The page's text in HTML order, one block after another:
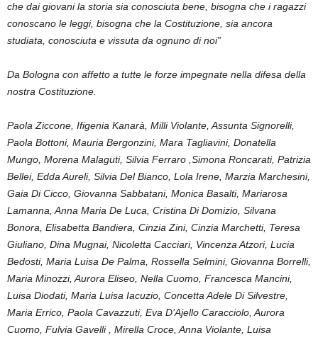
che dai giovani la storia sia conosciuta bene, bisogna che i ragazzi
conoscano le leggi, bisogna che la Costituzione, sia ancora
studiata, conosciuta e vissuta da ognuno di noi”
Da Bologna con affetto a tutte le forze impegnate nella difesa della
nostra Costituzione.
Paola Ziccone, Ifigenia Kanarà, Milli Violante, Assunta Signorelli,
Paola Bottoni, Mauria Bergonzini, Mara Tagliavini, Donatella
Mungo, Morena Malaguti, Silvia Ferraro ,Simona Roncarati, Patrizia
Bellei, Edda Aureli, Silvia Del Bianco, Lola Irene, Marzia Marchesini,
Gaia Di Cicco, Giovanna Sabbatani, Monica Basalti, Mariarosa
Lamanna, Anna Maria De Luca, Cristina Di Domizio, Silvana
Bonora, Elisabetta Bandiera, Cinzia Zini, Cinzia Marchetti, Teresa
Giuliano, Dina Mugnai, Nicoletta Cacciari, Vincenza Atzori, Lucia
Bedosti, Maria Luisa De Palma, Rossella Selmini, Giovanna Borrelli,
Maria Minozzi, Aurora Eliseo, Nella Cuomo, Francesca Mancini,
Luisa Diodati, Maria Luisa Iacuzio, Concetta Adele Di Silvestre,
Maria Errico, Paola Cavazzuti, Eva D’Ajello Caracciolo, Aurora
Cuomo, Fulvia Gavelli , Mirella Croce, Anna Violante, Luisa